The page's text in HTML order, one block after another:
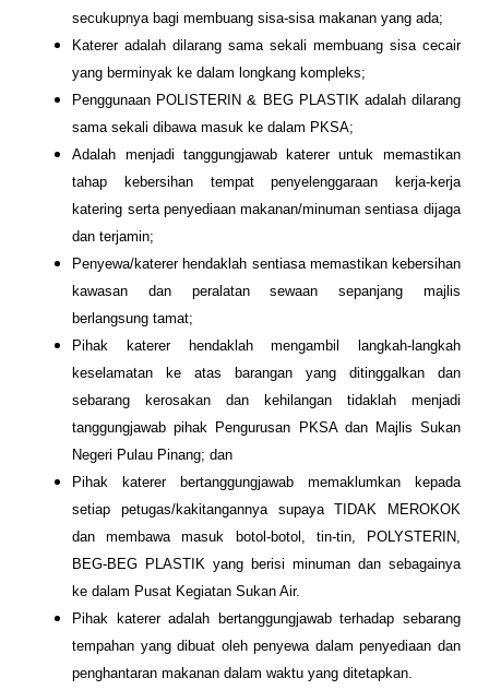
secukupnya bagi membuang sisa-sisa makanan yang ada;
Katerer adalah dilarang sama sekali membuang sisa cecair
yang berminyak ke dalam longkang kompleks;
Penggunaan POLISTERIN & BEG PLASTIK adalah dilarang
sama sekali dibawa masuk ke dalam PKSA;
Adalah menjadi tanggungjawab katerer untuk memastikan
tahap kebersihan tempat penyelenggaraan kerja-kerja
katering serta penyediaan makanan/minuman sentiasa dijaga
dan terjamin;
Penyewa/katerer hendaklah sentiasa memastikan kebersihan
kawasan dan peralatan sewaan sepanjang majlis
berlangsung tamat;
Pihak katerer hendaklah mengambil langkah-langkah
keselamatan ke atas barangan yang ditinggalkan dan
sebarang kerosakan dan kehilangan tidaklah menjadi
tanggungjawab pihak Pengurusan PKSA dan Majlis Sukan
Negeri Pulau Pinang; dan
Pihak katerer bertanggungjawab memaklumkan kepada
setiap petugas/kakitangannya supaya TIDAK MEROKOK
dan membawa masuk botol-botol, tin-tin, POLYSTERIN,
BEG-BEG PLASTIK yang berisi minuman dan sebagainya
ke dalam Pusat Kegiatan Sukan Air.
Pihak katerer adalah bertanggungjawab terhadap sebarang
tempahan yang dibuat oleh penyewa dalam penyediaan dan
penghantaran makanan dalam waktu yang ditetapkan.